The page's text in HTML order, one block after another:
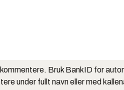
Bruk BankID for
under fullt navn eller med